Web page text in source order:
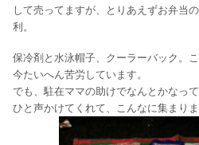
して売ってますが、とりあえずお弁当
利。
保冷剤と水泳帽子、クーラーバック。
今たいへん苦労しています。
でも、駐在ママの助けでなんとかなっ
ひと声かけてくれて、こんなに集まりま